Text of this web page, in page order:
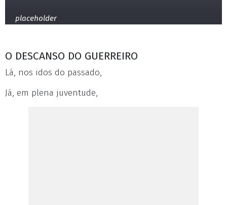
placeholder
O DESCANSO DO GUERREIRO
Lá, nos idos do passado,
Já, em plena juventude,